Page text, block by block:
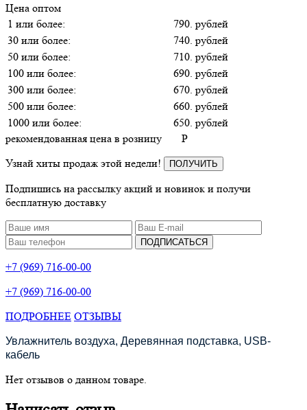
Цена оптом
1 или более:
790. рублей
30 или более:
740. рублей
50 или более:
710. рублей
100 или более:
690. рублей
300 или более:
670. рублей
500 или более:
660. рублей
1000 или более:
650. рублей
рекомендованная цена в розницу
P
Узнай хиты продаж этой недели!
ПОЛУЧИТЬ
Подпишись на рассылку акций и новинок и получи
бесплатную доставку
ПОДПИСАТЬСЯ
+7 (969) 716-00-00
+7 (969) 716-00-00
ПОДРОБНЕЕ ОТЗЫВЫ
Увлажнитель воздуха, Деревянная подставка, USB-
кабель
Нет отзывов о данном товаре.